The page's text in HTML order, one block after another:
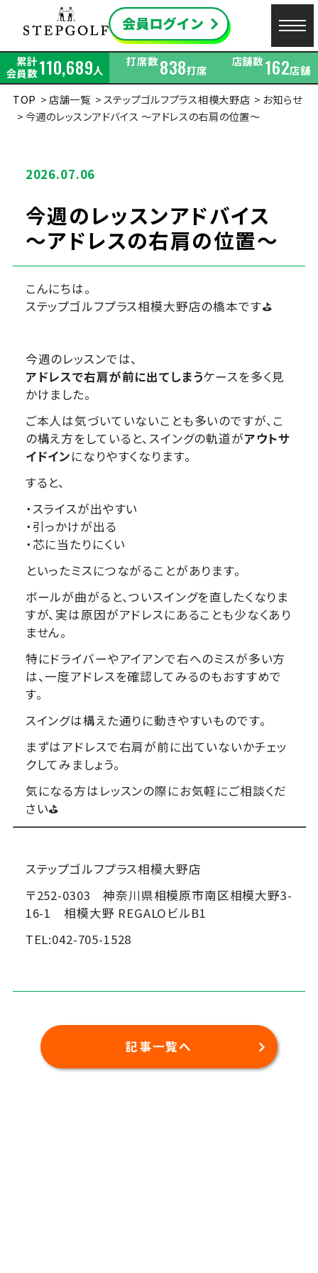
累計
会員数110,689人
打席数838打席
店舗数162店舗
TOP
店舗一覧 ステップゴルフプラス相模大野店
お知らせ
今週のレッスンアドバイス ～アドレスの右肩の位置～
2026.07.06
今週のレッスンアドバイス
～アドレスの右肩の位置～
こんにちは。
ステップゴルフプラス相模大野店の橋本です⛳
今週のレッスンでは、
アドレスで右肩が前に出てしまうケースを多く見
かけました。
ご本人は気づいていないことも多いのですが、こ
の構え方をしていると、スイングの軌道がアウトサ
イドインになりやすくなります。
すると、
・スライスが出やすい
・引っかけが出る
・芯に当たりにくい
といったミスにつながることがあります。
ボールが曲がると、ついスイングを直したくなりま
すが、実は原因がアドレスにあることも少なくあり
ません。
特にドライバーやアイアンで右へのミスが多い方
は、一度アドレスを確認してみるのもおすすめで
す。
スイングは構えた通りに動きやすいものです。
まずはアドレスで右肩が前に出ていないかチェッ
クしてみましょう。
気になる方はレッスンの際にお気軽にご相談くだ
さい⛳
ステップゴルフプラス相模大野店
〒252-0303 神奈川県相模原市南区相模大野3-
16-1 相模大野 REGALOビルB1
TEL:042-705-1528
記事一覧へ